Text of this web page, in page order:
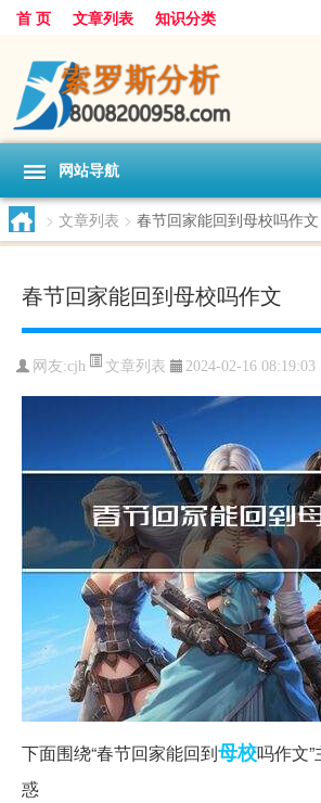
首 页 文章列表 知识分类
网站导航
> 文章列表 > 春节回家能回到母校吗作文
春节回家能回到母校吗作文
网友:cjh 文章列表 2024-02-16 08:19:03
下面围绕“春节回家能回到母校吗作文
惑